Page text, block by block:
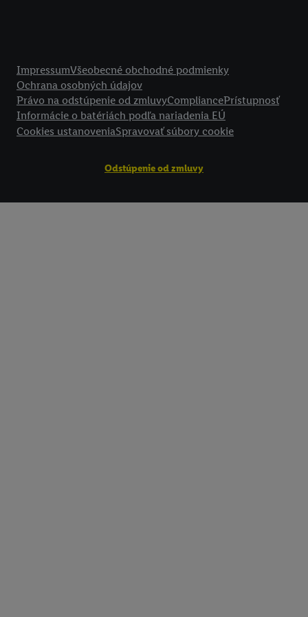
ImpressumVšeobecné obchodné podmienky
Ochrana osobných údajov
Právo na odstúpenie od zmluvyCompliancePrístupnosť
Informácie o batériách podľa nariadenia EÚ
Cookies ustanoveniaSpravovať súbory cookie
Odstúpenie od zmluvy